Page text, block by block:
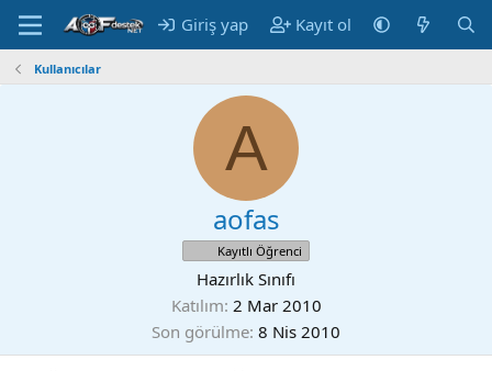
Giriş yap Kayıt ol
Kullanıcılar
A
aofas
Kayıtlı Öğrenci
Hazırlık Sınıfı
Katılım 2 Mar 2010
Son görülme 8 Nis 2010